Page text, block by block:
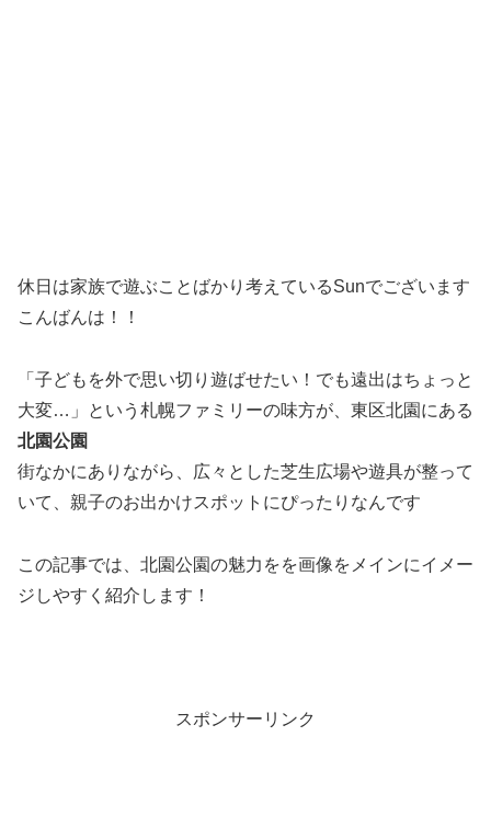
休日は家族で遊ぶことばかり考えているSunでございます
こんばんは！！
「子どもを外で思い切り遊ばせたい！でも遠出はちょっと
大変…」という札幌ファミリーの味方が、東区北園にある
北園公園
街なかにありながら、広々とした芝生広場や遊具が整って
いて、親子のお出かけスポットにぴったりなんです
この記事では、北園公園の魅力をを画像をメインにイメー
ジしやすく紹介します！
スポンサーリンク